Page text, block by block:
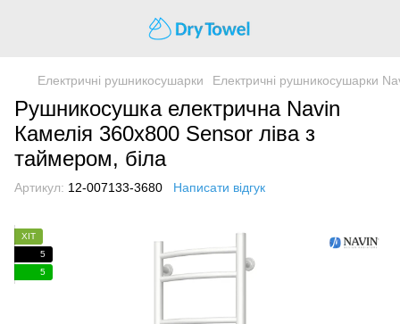
Електричні рушникосушарки Електричні рушникосушарки
Рушникосушка електрична Navin
Камелія 360х800 Sensor ліва з
таймером, біла
Артикул: 12-007133-3680 Написати відгук
ХІТ
5
5